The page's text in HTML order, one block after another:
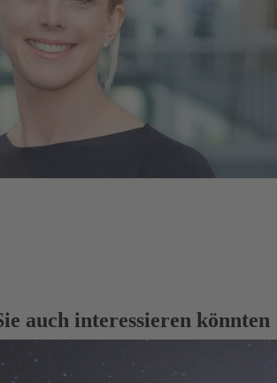
auch interessieren könnten